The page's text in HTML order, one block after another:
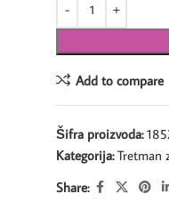
Add to compare
Šifra proizvoda:
Kategorija: Tretman
Share: